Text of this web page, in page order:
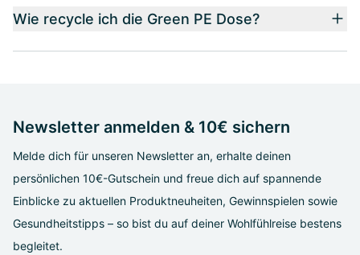
Wie recycle ich die Green PE Dose?
Newsletter anmelden & 10€ sichern
Melde dich für unseren Newsletter an, erhalte deinen
persönlichen 10€-Gutschein und freue dich auf spannende
Einblicke zu aktuellen Produktneuheiten, Gewinnspielen sowie
Gesundheitstipps – so bist du auf deiner Wohlfühlreise bestens
begleitet.